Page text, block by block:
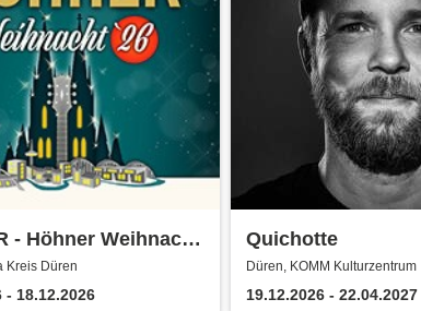
- Höhner Weihnacht
Kreis Düren
- 18.12.2026
Quichotte
Düren, KOMM Kulturzentrum
19.12.2026 - 22.04.2027